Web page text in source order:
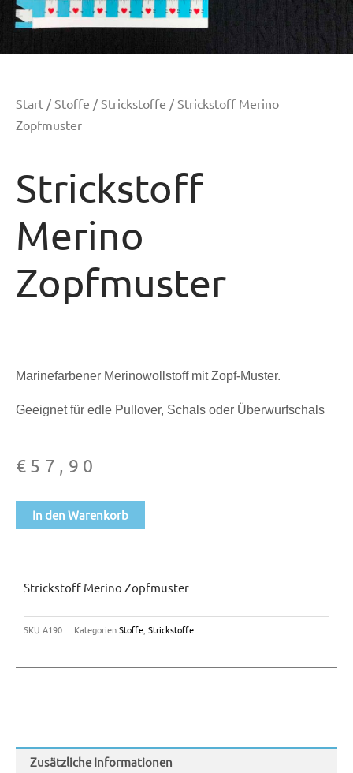
Start / Stoffe / Strickstoffe / Strickstoff Merino
Zopfmuster
Strickstoff
Merino
Zopfmuster
Marinefarbener Merinowollstoff mit Zopf-Muster.
Geeignet für edle Pullover, Schals oder Überwurfschals
€ 57,90
Strickstoff
Merino
In den Warenkorb
Strickstoff Merino Zopfmuster
SKU A190 KategorienStoffe Strickstoffe
Zusätzliche Informationen